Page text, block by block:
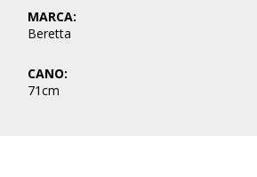
MARCA:
Beretta
CANO:
71cm